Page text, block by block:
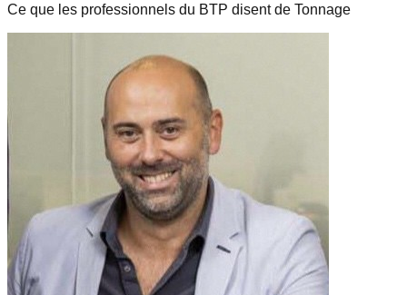
Ce que les professionnels du BTP disent de Tonnage